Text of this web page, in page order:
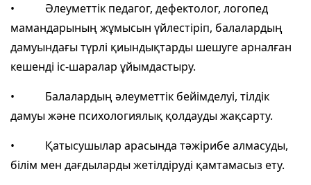
• Әлеуметтік педагог, дефектолог, логопед
мамандарының жұмысын үйлестіріп, балалардың
дамуындағы түрлі қиындықтарды шешуге арналған
кешенді іс-шаралар ұйымдастыру.
• Балалардың әлеуметтік бейімделуі, тілдік
дамуы және психологиялық қолдауды жақсарту.
• Қатысушылар арасында тәжірибе алмасуды,
білім мен дағдыларды жетілдіруді қамтамасыз ету.